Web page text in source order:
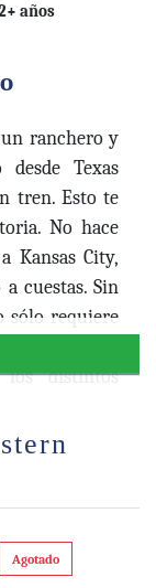
años
ranchero y
Texas
tren. Esto te
No hace
Kansas City,
cuestas. Sin
sólo requiere
forma, sino
los distintos
para
Agotado